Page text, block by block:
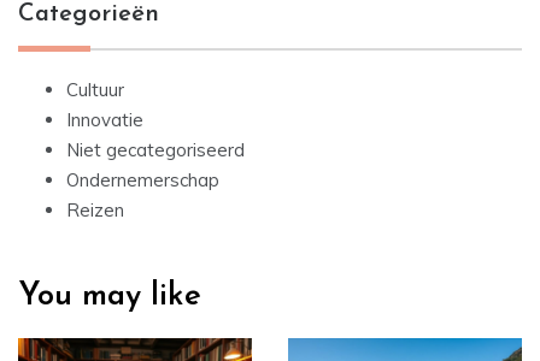
Categorieën
Cultuur
Innovatie
Niet gecategoriseerd
Ondernemerschap
Reizen
You may like